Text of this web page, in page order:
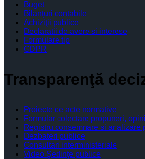
Buget
Bilanţuri contabile
Achiziţii publice
Declaratii de avere si interese
Formulare tip
GDPR
Transparenţă
Proiecte de acte normative
Formular colectare propuneri,
Registru consemnare si analizare
Dezbateri publice
Consultari interministeriale
Video Şedinţe publice